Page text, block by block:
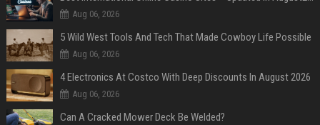
Aug 06, 2026
5 Wild West Tools And Tech That Made Cowboy Life Possible
Aug 06, 2026
4 Electronics At Costco With Deep Discounts In August 2026
Aug 06, 2026
Can A Cracked Mower Deck Be Welded?